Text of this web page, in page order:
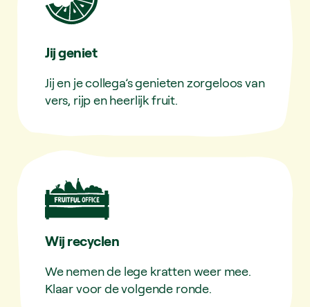
Jij geniet
Jij en je collega’s genieten zorgeloos van
vers, rijp en heerlijk fruit.
Wij recyclen
We nemen de lege kratten weer mee.
Klaar voor de volgende ronde.